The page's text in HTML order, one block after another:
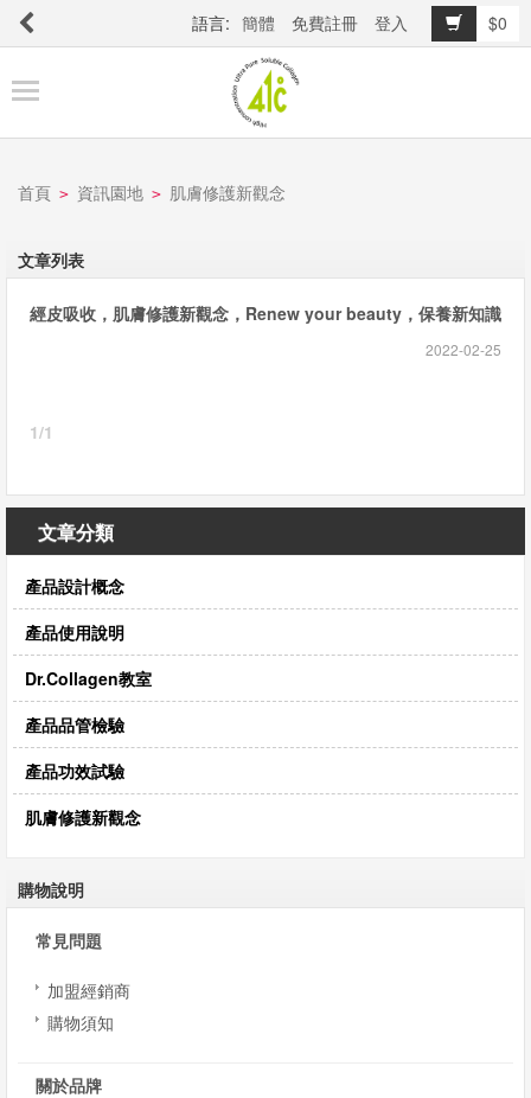
語言: 簡體 免費註冊 登入
$0
品
關
於
品
最
消
資
訊
園
地
購
說
明
首頁 > 資訊園地 > 肌膚修護新觀念
文章列表
經皮吸收，肌膚修護新觀念，Renew your beauty，保養新知識
2022-02-25
1/1
文章分類
產品設計概念
產品使用說明
Dr.Collagen教室
產品品管檢驗
產品功效試驗
肌膚修護新觀念
購物說明
常見問題
加盟經銷商
購物須知
關於品牌